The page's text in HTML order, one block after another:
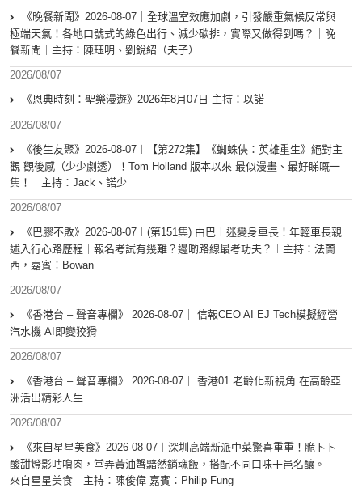
《晚餐新聞》2026-08-07｜全球溫室效應加劇，引發嚴重氣候反常與
極端天氣！各地口號式的綠色出行、減少碳排，實際又做得到嗎？｜晚
餐新聞｜主持：陳珏明、劉銳紹（夫子）
2026/08/07
《恩典時刻：聖樂漫遊》2026年8月07日 主持：以諾
2026/08/07
《後生友聚》2026-08-07︱【第272集】《蜘蛛俠：英雄重生》絕對主
觀 觀後感（少少劇透）！Tom Holland 版本以來 最似漫畫、最好睇嘅一
集！｜主持：Jack、諾少
2026/08/07
《巴膠不敗》2026-08-07︱(第151集) 由巴士迷變身車長！年輕車長親
述入行心路歷程｜報名考試有幾難？邊啲路線最考功夫？︱主持：法蘭
西，嘉賓︰Bowan
2026/08/07
《香港台 – 聲音專欄》 2026-08-07｜ 信報CEO AI EJ Tech模擬經營
汽水機 AI即變狡猾
2026/08/07
《香港台 – 聲音專欄》 2026-08-07｜ 香港01 老齡化新視角 在高齡亞
洲活出精彩人生
2026/08/07
《來自星星美食》2026-08-07︱深圳高端新派中菜驚喜重重！脆卜卜
酸甜燈影咕嚕肉，堂弄黃油蟹黯然銷魂飯，搭配不同口味干邑名釀。︱
來自星星美食︱主持：陳俊偉 嘉賓：Philip Fung